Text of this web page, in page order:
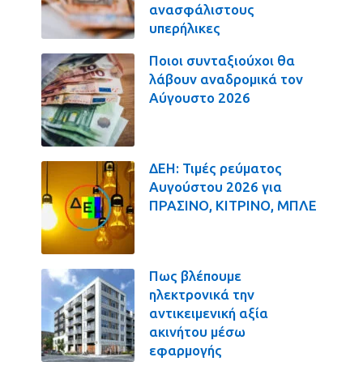
ανασφάλιστους
υπερήλικες
Ποιοι συνταξιούχοι θα
λάβουν αναδρομικά τον
Αύγουστο 2026
ΔΕΗ: Τιμές ρεύματος
Αυγούστου 2026 για
ΠΡΑΣΙΝΟ, ΚΙΤΡΙΝΟ, ΜΠΛΕ
Πως βλέπουμε
ηλεκτρονικά την
αντικειμενική αξία
ακινήτου μέσω
εφαρμογής